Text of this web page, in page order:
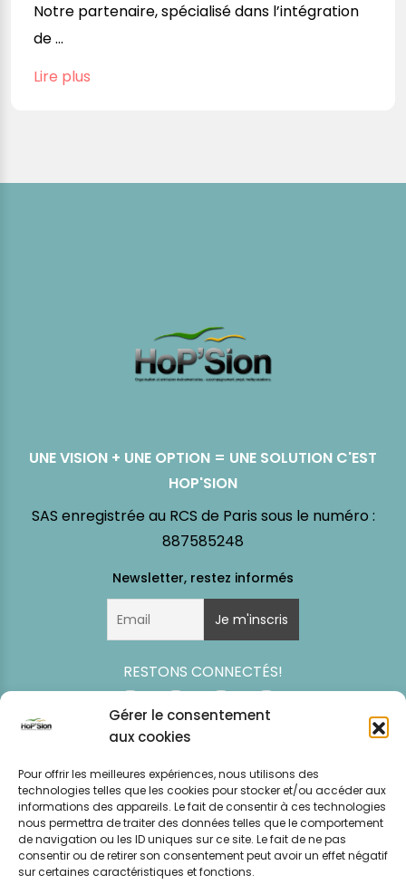
Gérer le consentement
aux cookies
Pour offrir les meilleures expériences, nous utilisons des
technologies telles que les cookies pour stocker et/ou accéder aux
informations des appareils. Le fait de consentir à ces technologies
nous permettra de traiter des données telles que le comportement
de navigation ou les ID uniques sur ce site. Le fait de ne pas
consentir ou de retirer son consentement peut avoir un effet négatif
sur certaines caractéristiques et fonctions.
Notre partenaire, spécialisé dans l’intégration
de ...
Lire plus
UNE VISION + UNE OPTION = UNE SOLUTION C'EST
HOP'SION
SAS enregistrée au RCS de Paris sous le numéro :
887585248
RESTONS CONNECTÉS!
Simulation
tarifaire
Event
News
Mentions légales
CGV – CGU
Politique de